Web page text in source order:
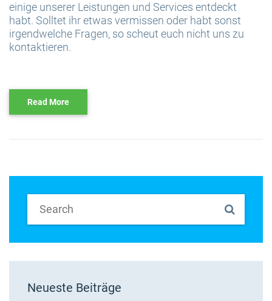
einige unserer Leistungen und Services entdeckt
habt. Solltet ihr etwas vermissen oder habt sonst
irgendwelche Fragen, so scheut euch nicht uns zu
kontaktieren.
Read More
Neueste Beiträge